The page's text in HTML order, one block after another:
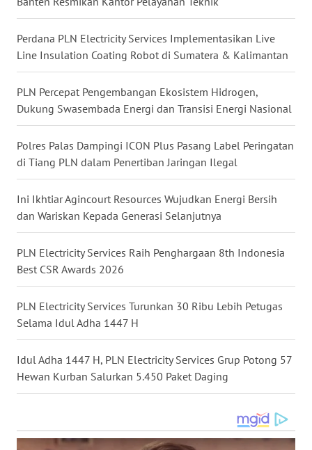
Perdana PLN Electricity Services Implementasikan Live
Line Insulation Coating Robot di Sumatera & Kalimantan
PLN Percepat Pengembangan Ekosistem Hidrogen,
Dukung Swasembada Energi dan Transisi Energi Nasional
Polres Palas Dampingi ICON Plus Pasang Label Peringatan
di Tiang PLN dalam Penertiban Jaringan Ilegal
Ini Ikhtiar Agincourt Resources Wujudkan Energi Bersih
dan Wariskan Kepada Generasi Selanjutnya
PLN Electricity Services Raih Penghargaan 8th Indonesia
Best CSR Awards 2026
PLN Electricity Services Turunkan 30 Ribu Lebih Petugas
Selama Idul Adha 1447 H
Idul Adha 1447 H, PLN Electricity Services Grup Potong 57
Hewan Kurban Salurkan 5.450 Paket Daging
WN
WN
WN
SULSEL
WN
GORONTALO
WN
SULUT
WN
MALUKU
WN
MALUT